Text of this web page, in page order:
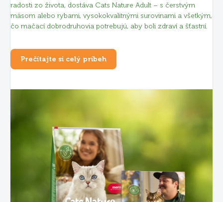
radosti zo života, dostáva Cats Nature Adult – s čerstvým
mäsom alebo rybami, vysokokvalitnými surovinami a všetkým,
čo mačací dobrodruhovia potrebujú, aby boli zdraví a šťastní.
Prečítajte si celý príbeh